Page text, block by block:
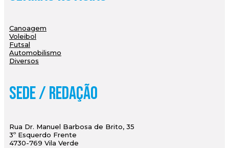
Canoagem
Voleibol
Futsal
Automobilismo
Diversos
Sede / Redação
Rua Dr. Manuel Barbosa de Brito, 35
3º Esquerdo Frente
4730-769 Vila Verde